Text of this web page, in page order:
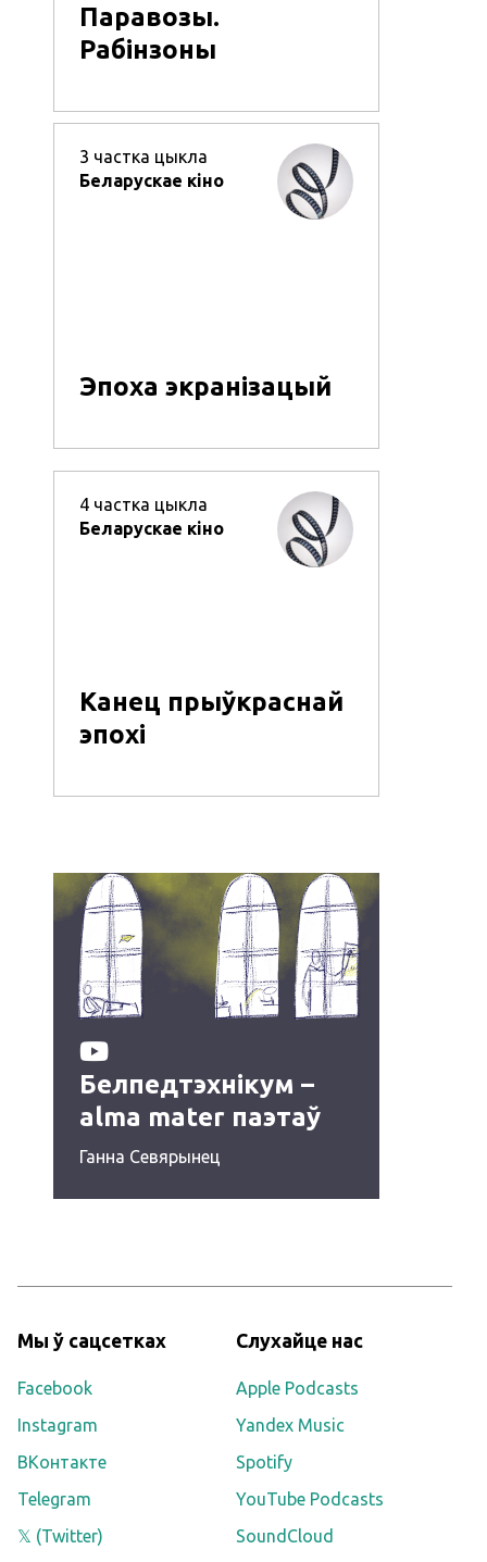
Паравозы.
Рабінзоны
3 частка цыкла
Беларускае кіно
Эпоха экранізацый
4 частка цыкла
Беларускае кіно
Канец прыўкраснай
эпохі
Белпедтэхнікум –
alma mater паэтаў
1920‑ых
Ганна Севярынец
Мы ў сацсетках
Facebook
Instagram
ВКонтакте
Telegram
𝕏 (Twitter)
Слухайце нас
Apple Podcasts
Yandex Music
Spotify
YouTube Podcasts
SoundCloud